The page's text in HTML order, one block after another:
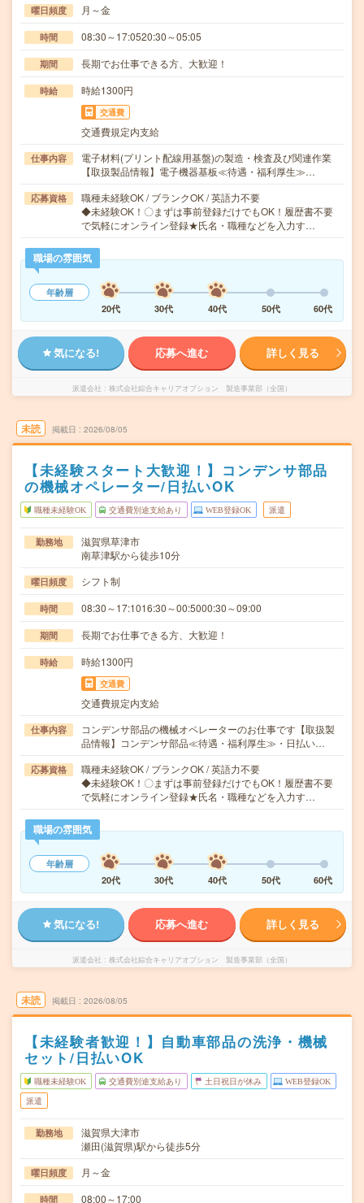
曜日頻度 月～金
時間 08:30～17:0520:30～05:05
期間 長期でお仕事できる方、大歓迎！
時給 時給1300円
交通費
交通費規定内支給
仕事内容
電子材料(プリント配線用基盤)の製造・検査及び関連作業
【取扱製品情報】電子機器基板≪待遇・福利厚生≫…
応募資格
職種未経験OK / ブランクOK / 英語力不要
◆未経験OK！〇まずは事前登録だけでもOK！履歴書不要
で気軽にオンライン登録★氏名・職種などを入力す…
職場の雰囲気
年齢層
20代
30代 40代 50代 60代
気になる! 応募へ進む 詳しく見る
派遣会社 株式会社綜合キャリアオプション 製造事業部（全国）
未読 掲載日 2026/08/05
【未経験スタート大歓迎！】コンデンサ部品
の機械オペレーター/日払いOK
職種未経験OK 交通費別途支給あり WEB登録OK 派遣
勤務地
滋賀県草津市
南草津駅から徒歩10分
曜日頻度 シフト制
時間 08:30～17:1016:30～00:5000:30～09:00
期間 長期でお仕事できる方、大歓迎！
時給 時給1300円
交通費
交通費規定内支給
仕事内容
コンデンサ部品の機械オペレーターのお仕事です【取扱製
品情報】コンデンサ部品≪待遇・福利厚生≫・日払い…
応募資格
職種未経験OK / ブランクOK / 英語力不要
◆未経験OK！〇まずは事前登録だけでもOK！履歴書不要
で気軽にオンライン登録★氏名・職種などを入力す…
職場の雰囲気
年齢層
20代
30代 40代 50代 60代
気になる! 応募へ進む 詳しく見る
派遣会社 株式会社綜合キャリアオプション 製造事業部（全国）
未読 掲載日 2026/08/05
【未経験者歓迎！】自動車部品の洗浄・機械
セット/日払いOK
職種未経験OK 交通費別途支給あり 土日祝日が休み WEB登録OK
派遣
勤務地
滋賀県大津市
瀬田(滋賀県)駅から徒歩5分
曜日頻度 月～金
時間 08:00～17:00